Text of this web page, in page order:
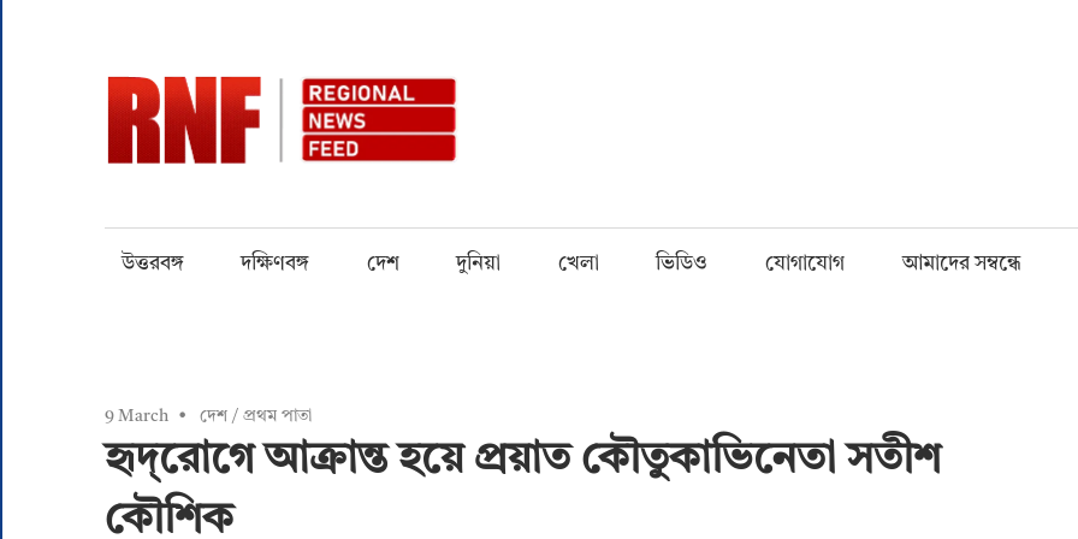
content
Quantity
উত্তরবঙ্গ দক্ষিণবঙ্গ দেশ দুনিয়া খেলা ভিডিও যোগাযোগ আমাদের সম্বন্ধে
9 March দেশ / প্রথম পাতা
হৃদ্‌রোগে আক্রান্ত হয়ে প্রয়াত কৌতুকাভিনেতা সতীশ
কৌশিক